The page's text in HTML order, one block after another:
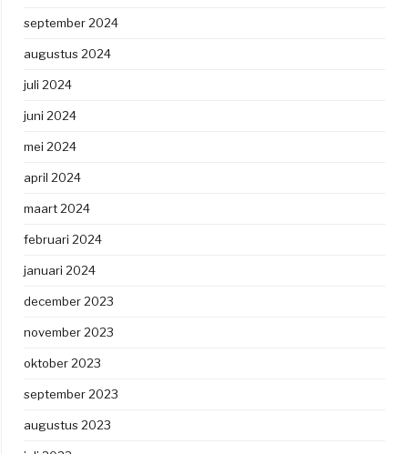
september 2024
augustus 2024
juli 2024
juni 2024
mei 2024
april 2024
maart 2024
februari 2024
januari 2024
december 2023
november 2023
oktober 2023
september 2023
augustus 2023